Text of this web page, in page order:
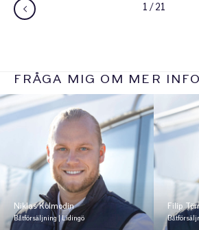
1 / 21
FRÅGA MIG OM MER
Niklas Kolmodin
Båtförsäljning | Lidingö
Filip